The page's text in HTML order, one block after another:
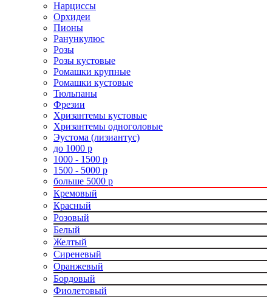
Нарциссы
Орхидеи
Пионы
Ранункулюс
Розы
Розы кустовые
Ромашки крупные
Ромашки кустовые
Тюльпаны
Фрезии
Хризантемы кустовые
Хризантемы одноголовые
Эустома (лизиантус)
до 1000 р
1000 - 1500 р
1500 - 5000 р
больше 5000 р
Кремовый
Красный
Розовый
Белый
Желтый
Сиреневый
Оранжевый
Бордовый
Фиолетовый